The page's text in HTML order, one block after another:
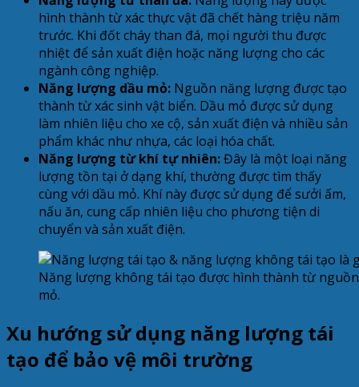
hình thành từ xác thực vật đã chết hàng triệu năm
trước. Khi đốt cháy than đá, mọi người thu được
nhiệt để sản xuất điện hoặc năng lượng cho các
ngành công nghiệp.
Năng lượng dầu mỏ: Nguồn năng lượng được tạo
thành từ xác sinh vật biển. Dầu mỏ được sử dụng
làm nhiên liệu cho xe cộ, sản xuất điện và nhiều sản
phẩm khác như nhựa, các loại hóa chất.
Năng lượng từ khí tự nhiên:Đây là một loại năng
lượng tồn tại ở dạng khí, thường được tìm thấy
cùng với dầu mỏ. Khí này được sử dụng để sưởi ấm,
nấu ăn, cung cấp nhiên liệu cho phương tiện di
chuyển và sản xuất điện.
Năng lượng không tái tạo được hình thành từ
mỏ.
Xu hướng sử dụng năng lượng tái
tạo để bảo vệ môi trường